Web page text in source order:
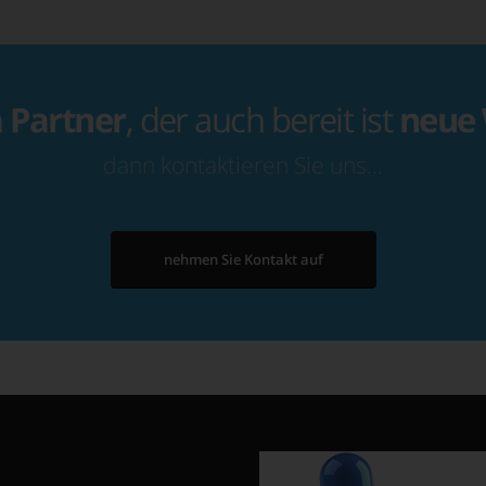
Partner, der auch bereit ist neue
dann kontaktieren Sie uns…
nehmen Sie Kontakt auf